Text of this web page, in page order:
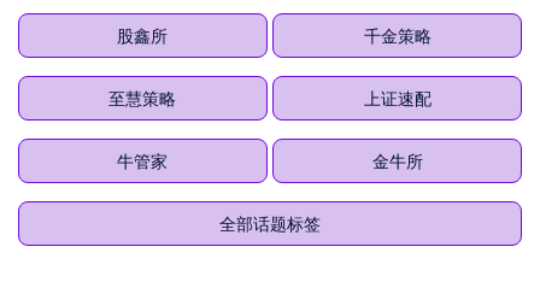
股鑫所 千金策略
至慧策略 上证速配
牛管家 金牛所
全部话题标签